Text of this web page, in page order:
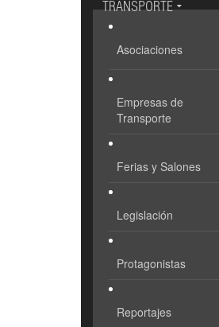
TRANSPORTE
Asociaciones
Empresas de
Transporte
Ferias y Salones
Legislación
Protagonistas
Reportajes